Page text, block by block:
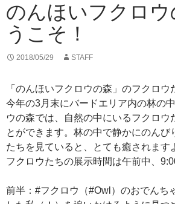
プ
のんほいフクロウ
うこそ！
2018/05/29 STAFF
「のんほいフクロウの森」のフクロウ
今年の3月末にバードエリア内の林の
ウの森では、自然の中にいるフクロウ
とができます。林の中で静かにのんび
たちを見ていると、とても癒されます
フクロウたちの展示時間は午前中、
前半：#フクロウ（#Owl）のおでんち